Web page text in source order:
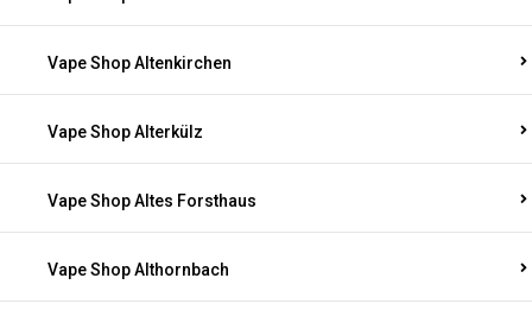
Vape Shop Altenkirchen
Vape Shop Alterkülz
Vape Shop Altes Forsthaus
Vape Shop Althornbach